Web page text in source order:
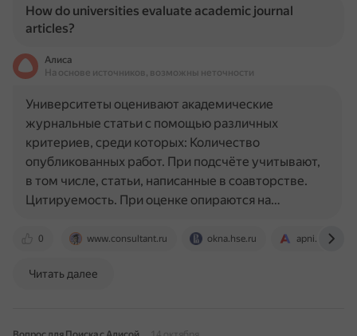
How do universities evaluate academic journal
articles?
Алиса
На основе источников, возможны неточности
0 www.consultant.ru okna.hse.ru apni.ru
Университеты оценивают академические
журнальные статьи с помощью различных
критериев, среди которых: Количество
опубликованных работ. При подсчёте учитывают,
в том числе, статьи, написанные в соавторстве.
Цитируемость. При оценке опираются на…
Читать далее